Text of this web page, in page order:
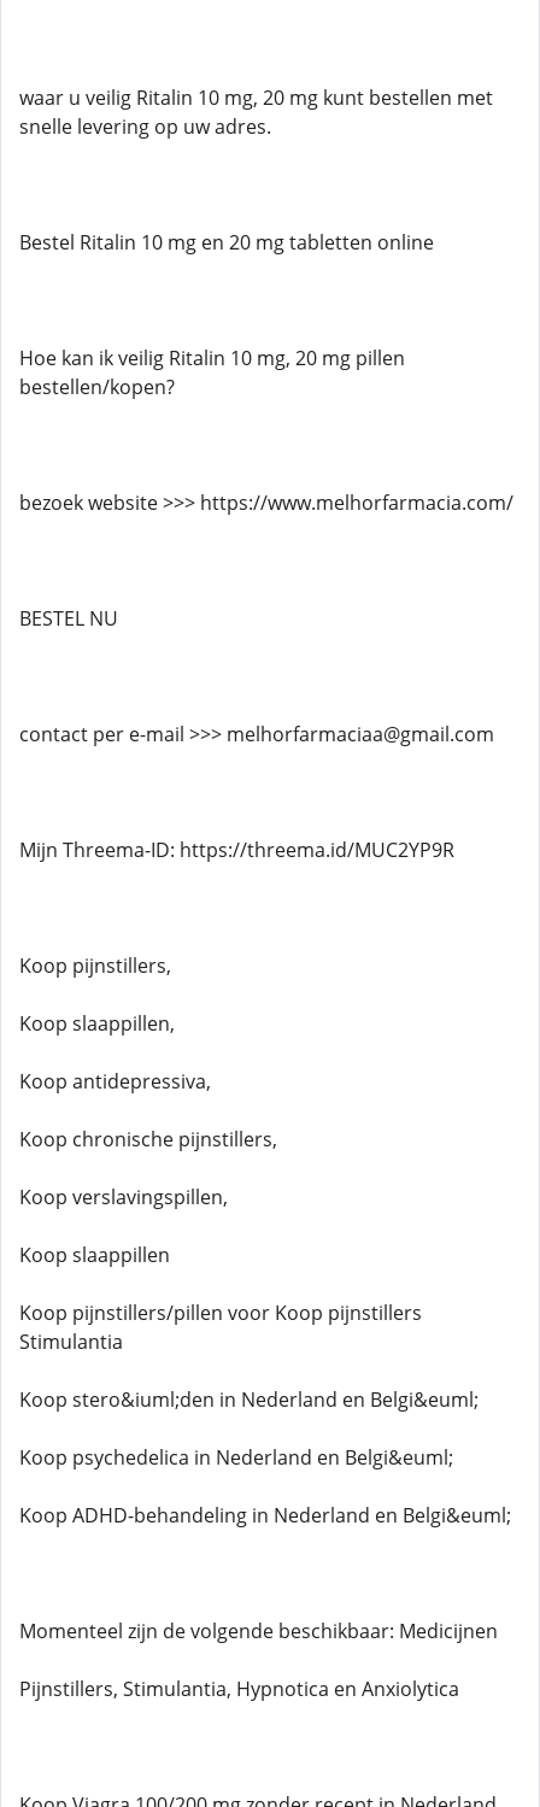
waar u veilig Ritalin 10 mg, 20 mg kunt bestellen met
snelle levering op uw adres.
Bestel Ritalin 10 mg en 20 mg tabletten online
Hoe kan ik veilig Ritalin 10 mg, 20 mg pillen
bestellen/kopen?
bezoek website >>> https://www.melhorfarmacia.com/
BESTEL NU
contact per e-mail >>> melhorfarmaciaa@gmail.com
Mijn Threema-ID: https://threema.id/MUC2YP9R
Koop pijnstillers,
Koop slaappillen,
Koop antidepressiva,
Koop chronische pijnstillers,
Koop verslavingspillen,
Koop slaappillen
Koop pijnstillers/pillen voor Koop pijnstillers
Stimulantia
Koop stero&iuml;den in Nederland en Belgi&euml;
Koop psychedelica in Nederland en Belgi&euml;
Koop ADHD-behandeling in Nederland en Belgi&euml;
Momenteel zijn de volgende beschikbaar: Medicijnen
Pijnstillers, Stimulantia, Hypnotica en Anxiolytica